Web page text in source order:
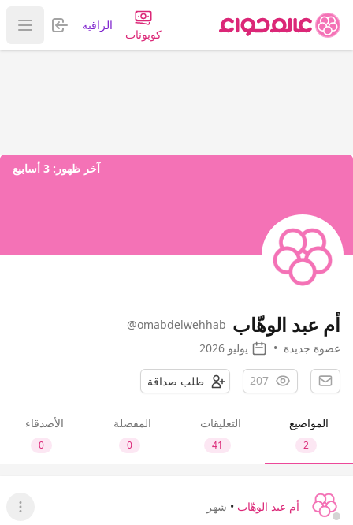
كوبونات
الراقية تسجيل
عرض
آخر ظهور: 3 أسابيع
أم عبد الوهّاب @omabdelwehhab
عضوة جديدة • يوليو 2026
207 طلب صداقة
المواضيع
2
التعليقات
41
المفضلة
0
الأصدقاء
0
أم عبد الوهّاب • شهر
عرض